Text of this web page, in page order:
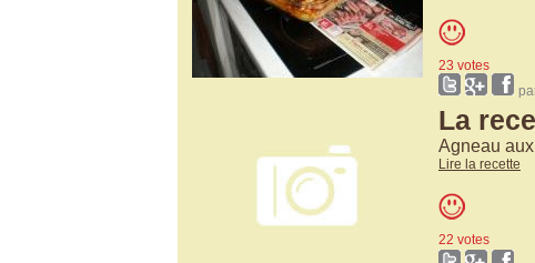
23 votes
La
Agneau
Lire la recette
22 votes